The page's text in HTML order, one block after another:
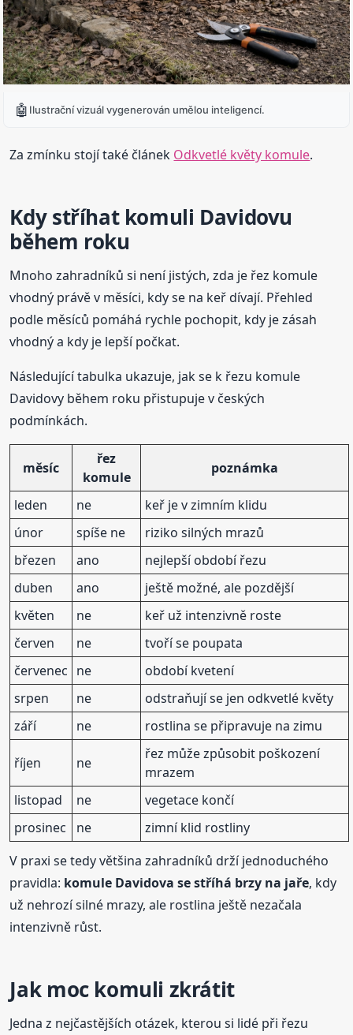
🤖 Ilustrační vizuál vygenerován umělou inteligencí.
Za zmínku stojí také článek Odkvetlé květy komule.
Kdy stříhat komuli Davidovu
během roku
Mnoho zahradníků si není jistých, zda je řez komule
vhodný právě v měsíci, kdy se na keř dívají. Přehled
podle měsíců pomáhá rychle pochopit, kdy je zásah
vhodný a kdy je lepší počkat.
Následující tabulka ukazuje, jak se k řezu komule
Davidovy během roku přistupuje v českých
podmínkách.
měsíc
řez
komule
poznámka
leden ne
keř je v zimním klidu
únor
spíše ne
riziko silných mrazů
březen
ano
nejlepší období řezu
duben
ano
ještě možné, ale pozdější
květen
ne
keř už intenzivně roste
červen
ne
tvoří se poupata
červenec ne
období kvetení
srpen
ne
odstraňují se jen odkvetlé květy
září
ne rostlina se připravuje na zimu
říjen ne
řez může způsobit poškození
mrazem
listopad
ne
vegetace končí
prosinec
ne
zimní klid rostliny
V praxi se tedy většina zahradníků drží jednoduchého
pravidla: komule Davidova se stříhá brzy na jaře, kdy
už nehrozí silné mrazy, ale rostlina ještě nezačala
intenzivně růst.
Jak moc komuli zkrátit
Jedna z nejčastějších otázek, kterou si lidé při řezu